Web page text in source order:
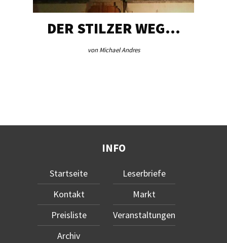
DER STILZER WEG…
von Michael Andres
INFO
Startseite
Kontakt
Preisliste
Archiv
Leserbriefe
Markt
Veranstaltungen